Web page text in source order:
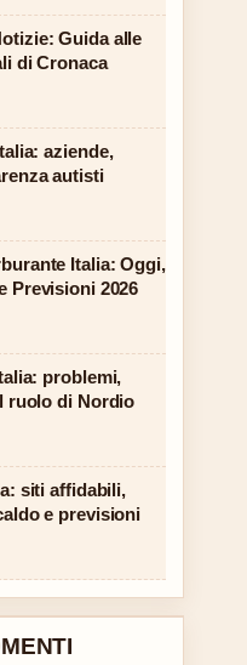
Guida alle
di Cronaca
aziende,
autisti
Italia: Oggi,
Previsioni 2026
problemi,
ruolo di Nordio
siti affidabili,
e previsioni